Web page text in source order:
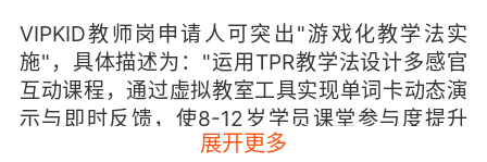
VIPKID教师岗申请人可突出"游戏化教学法实
施"，具体描述为："运用TPR教学法设计多感官
互动课程，通过虚拟教室工具实现单词卡动态演
示与即时反馈，使8-12岁学员课堂参与度提升
37%"。这种表述既体现教学理论应用，又包含可
展开更多